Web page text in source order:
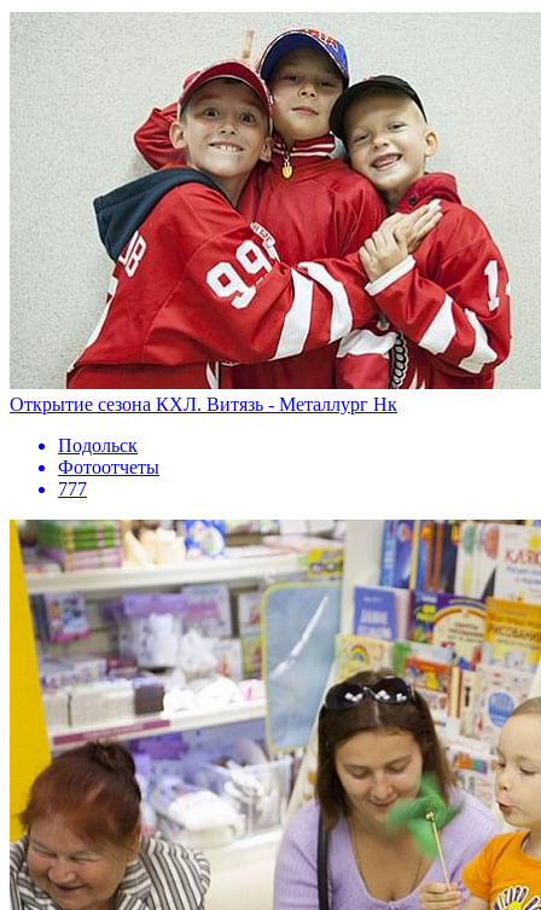
Открытие сезона КХЛ. Витязь - Металлург Нк
Подольск
Фотоотчеты
777